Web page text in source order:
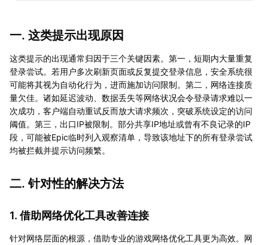
一. 这类提示出现原因
这类提示的出现通常归因于三个关键因素。第一，短期内大量重复
登录尝试。若用户多次刷新页面或反复提交登录信息，安全系统很
可能将其视为自动化行为，进而施加访问限制。第二，网络连接质
量欠佳。诸如延迟波动、数据丢失等网络状况会令登录请求难以一
次成功，客户端自动重试反而放大请求频次，突破系统设定的访问
阈值。第三，出口IP被限制。部分共享IP地址或曾有不良记录的IP
段，可能被Epic临时列入观察清单，导致该地址下的所有登录尝试
均被拦截并提示访问频繁。
二. 针对性的解决方法
1. 借助网络优化工具改善连接
针对网络层面的根源，借助专业的游戏网络优化工具更为高效。网